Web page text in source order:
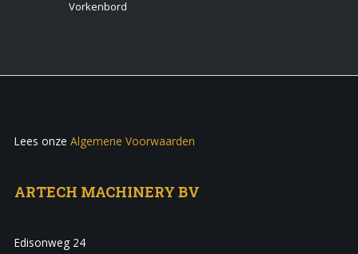
Vorkenbord
Lees onze Algemene Voorwaarden
ARTECH MACHINERY BV
Edisonweg 24